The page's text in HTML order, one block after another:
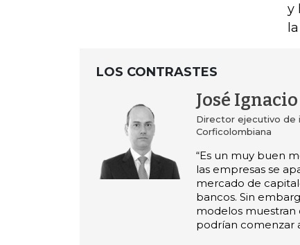
y
LOS CONTRASTES
José
Director ejecutivo de
Corficolombiana
“Es un muy buen
las empresas se
mercado de
bancos. Sin
modelos muestran
podrían comenzar